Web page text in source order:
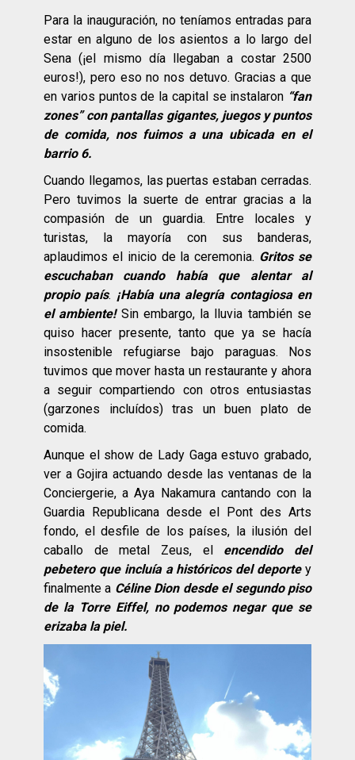
Para la inauguración, no teníamos entradas para
estar en alguno de los asientos a lo largo del
Sena (¡el mismo día llegaban a costar 2500
euros!), pero eso no nos detuvo. Gracias a que
en varios puntos de la capital se instalaron “fan
zones” con pantallas gigantes, juegos y puntos
de comida, nos fuimos a una ubicada en el
barrio 6.
Cuando llegamos, las puertas estaban cerradas.
Pero tuvimos la suerte de entrar gracias a la
compasión de un guardia. Entre locales y
turistas, la mayoría con sus banderas,
aplaudimos el inicio de la ceremonia. Gritos se
escuchaban cuando había que alentar al
propio país. ¡Había una alegría contagiosa en
el ambiente!Sin embargo, la lluvia también se
quiso hacer presente, tanto que ya se hacía
insostenible refugiarse bajo paraguas. Nos
tuvimos que mover hasta un restaurante y ahora
a seguir compartiendo con otros entusiastas
(garzones incluídos) tras un buen plato de
comida.
Aunque el show de Lady Gaga estuvo grabado,
ver a Gojira actuando desde las ventanas de la
Conciergerie, a Aya Nakamura cantando con la
Guardia Republicana desde el Pont des Arts
fondo, el desfile de los países, la ilusión del
caballo de metal Zeus, el encendido del
pebetero que incluía a históricos del deportey
finalmente a Céline Dion desde el segundo piso
de la Torre Eiffel, no podemos negar que se
erizaba la piel.